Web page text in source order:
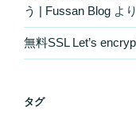
う | Fussan Blog より
無料SSL Let’s
タグ